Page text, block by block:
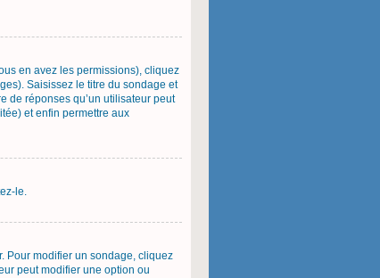
en avez les permissions), cliquez
Saisissez le titre du sondage et
de réponses qu’un utilisateur peut
et enfin permettre aux
le.
Pour modifier un sondage, cliquez
peut modifier une option ou